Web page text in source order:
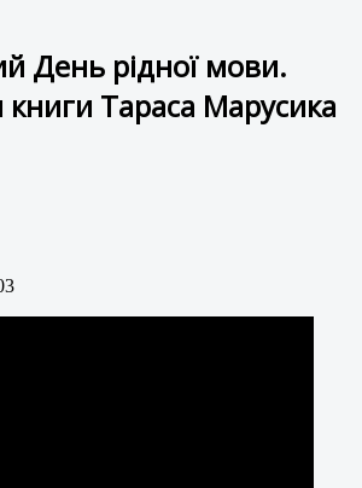
День рідної мови.
книги Тараса Марусика